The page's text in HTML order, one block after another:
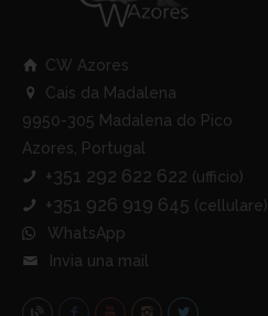
CW Azores
Cais da Madalena
9950-305 Madalena do Pico
Azores, Portugal
+351 292 622 622 (ufficio)
+351 926 919 645 (cellulare)
WhatsApp
Invia una mail